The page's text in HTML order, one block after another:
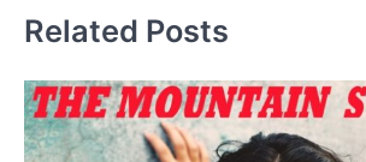
Related Posts